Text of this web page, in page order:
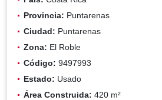
Provincia: Puntarenas
Ciudad: Puntarenas
Zona: El Roble
Código: 9497993
Estado: Usado
Área Construida: 420 m²